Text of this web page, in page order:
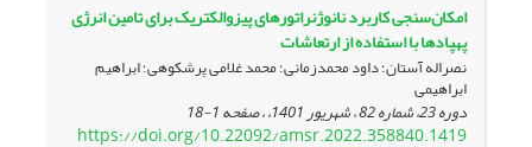
امکان‌سنجی کاربرد نانوژنراتورهای پیزوالکتریک برای تامین انرژی
پهپادها با استفاده از ارتعاشات
نصراله آستان؛ داود محمدزمانی؛ محمد غلامی پرشکوهی؛ ابراهیم
ابراهیمی
دوره 23، شماره 82 ، شهریور 1401، ، صفحه 1-18
https://doi.org/10.22092/amsr.2022.358840.1419